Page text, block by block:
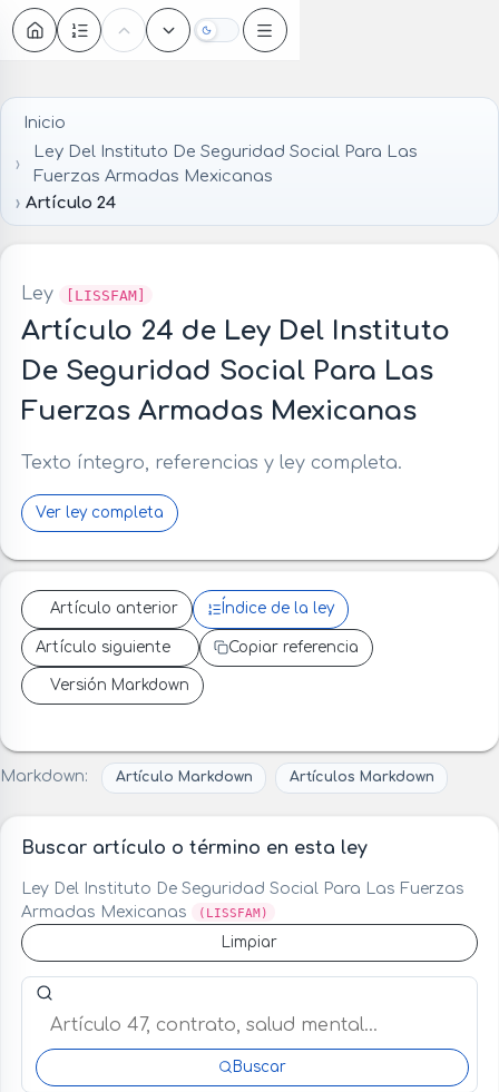
Oscuro
Inicio
Ley Del Instituto De Seguridad Social Para Las
Fuerzas Armadas Mexicanas
Artículo 24
Ley [LISSFAM]
Artículo 24 de Ley Del Instituto
De Seguridad Social Para Las
Fuerzas Armadas Mexicanas
Texto íntegro, referencias y ley completa.
Ver ley completa
Artículo anterior Índice de la ley
Artículo siguiente Copiar referencia
Versión Markdown
Markdown: Artículo Markdown Artículos Markdown
Buscar artículo o término en esta ley
Ley Del Instituto De Seguridad Social Para Las Fuerzas
Armadas Mexicanas
(LISSFAM)
Limpiar
Buscar artículo o término en esta ley
Buscar